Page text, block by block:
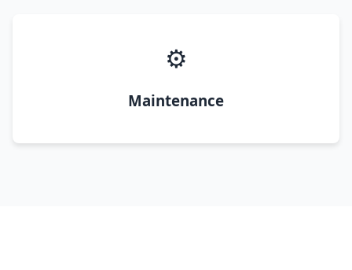
⚙️
Maintenance